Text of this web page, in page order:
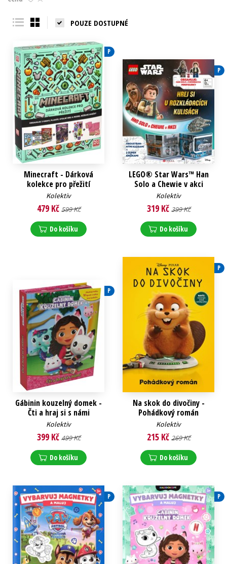
Young adult (SK)
POUZE DOSTUPNÉ
P
Minecraft - Dárková
kolekce pro přežití
Kolektiv
479 Kč 599 Kč
Do košíku
P
LEGO® Star Wars™ Han
Solo a Chewie v akci
Kolektiv
319 Kč 399 Kč
Do košíku
P
Gábinin kouzelný domek -
Čti a hraj si s námi
Kolektiv
399 Kč 499 Kč
Do košíku
P
Na skok do divočiny -
Pohádkový román
Kolektiv
215 Kč 269 Kč
Do košíku
P P